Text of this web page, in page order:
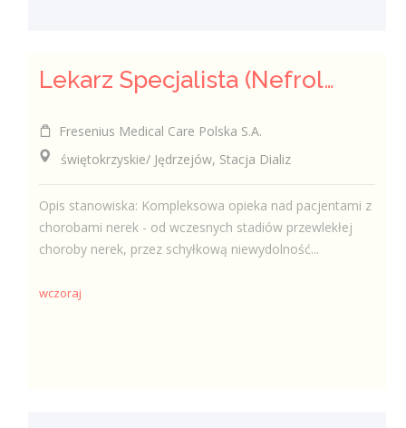
Lekarz Specjalista (Nefrolog / Internista) (K/M/N)
Fresenius Medical Care Polska S.A.
świętokrzyskie/ Jędrzejów, Stacja Dializ
Opis stanowiska: Kompleksowa opieka nad pacjentami z
chorobami nerek - od wczesnych stadiów przewlekłej
choroby nerek, przez schyłkową niewydolność...
wczoraj